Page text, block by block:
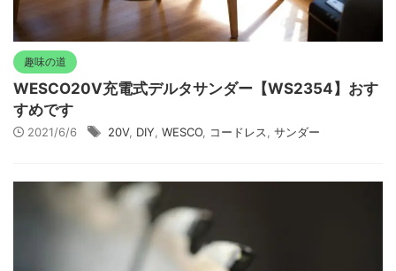
趣味の道
WESCO20V充電式デルタサンダー【WS2354】おす
すめです
2021/6/6 20V, DIY, WESCO, コードレス, サンダー